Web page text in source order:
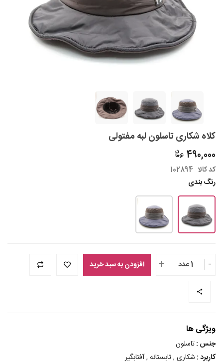
کلاه شکاری تاسلون لبه مفتولی
490,000
کد کالا 102894
رنگ بندی
- 1 عدد + افزودن به سبد خرید
ویژگی ها
جنس :تاسلون
کاربرد : شکاری , تابستانه , آفتابگیر